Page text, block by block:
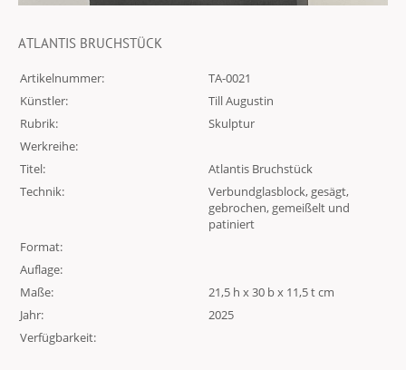
ATLANTIS BRUCHSTÜCK
Artikelnummer:
TA-0021
Künstler:
Till Augustin
Rubrik:
Skulptur
Werkreihe:
Titel:
Atlantis Bruchstück
Technik:
Verbundglasblock, gesägt,
gebrochen, gemeißelt und
patiniert
Format:
Auflage:
Maße:
21,5 h x 30 b x 11,5 t cm
Jahr:
2025
Verfügbarkeit: